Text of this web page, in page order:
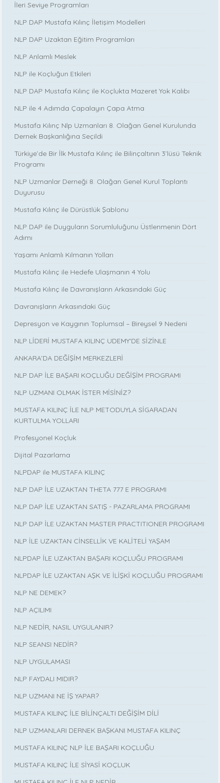
İleri Seviye Programları
NLP DAP Mustafa Kılınç İletişim Modelleri
NLP DAP Uzaktan Eğitim Programları
NLP Anlamlı Meslek
NLP ile Koçluğun Etkileri
NLP DAP Mustafa Kılınç ile Koçlukta Mazeret Yok Kalıbı
NLP ile 4 Adımda Çapalayın Çapa Atma
Mustafa Kılınç Nlp Uzmanları 8. Olağan Genel Kurulunda
Dernek Başkanlığına Seçildi
Türkiye’de Bir İlk Mustafa Kılınç ile Bilinçaltının 3’lüsü Teknik
Programı
NLP Uzmanlar Derneği 8. Olağan Genel Kurul Toplantı
Duyurusu
Mustafa Kılınç ile Dürüstlük Şablonu
NLP DAP ile Duyguların Sorumluluğunu Üstlenmenin Dört
Adımı
Yaşamı Anlamlı Kılmanın Yolları
Mustafa Kılınç ile Hedefe Ulaşmanın 4 Yolu
Mustafa Kılınç ile Davranışların Arkasındaki Güç
Davranışların Arkasındaki Güç
Depresyon ve Kaygının Toplumsal – Bireysel 9 Nedeni
NLP LİDERİ MUSTAFA KILINÇ UDEMY'DE SİZİNLE
ANKARA’DA DEĞİŞİM MERKEZLERİ
NLP DAP İLE BAŞARI KOÇLUĞU DEĞİŞİM PROGRAMI
NLP UZMANI OLMAK İSTER MİSİNİZ?
MUSTAFA KILINÇ İLE NLP METODUYLA SİGARADAN
KURTULMA YOLLARI
Profesyonel Koçluk
Dijital Pazarlama
NLPDAP ile MUSTAFA KILINÇ
NLP DAP İLE UZAKTAN THETA 777 E PROGRAMI
NLP DAP İLE UZAKTAN SATIŞ - PAZARLAMA PROGRAMI
NLP DAP İLE UZAKTAN MASTER PRACTITIONER PROGRAMI
NLP İLE UZAKTAN CİNSELLİK VE KALİTELİ YAŞAM
NLPDAP İLE UZAKTAN BAŞARI KOÇLUĞU PROGRAMI
NLPDAP İLE UZAKTAN AŞK VE İLİŞKİ KOÇLUĞU PROGRAMI
NLP NE DEMEK?
NLP AÇILIMI
NLP NEDİR, NASIL UYGULANIR?
NLP SEANSI NEDİR?
NLP UYGULAMASI
NLP FAYDALI MIDIR?
NLP UZMANI NE İŞ YAPAR?
MUSTAFA KILINÇ İLE BİLİNÇALTI DEĞİŞİM DİLİ
NLP UZMANLARI DERNEK BAŞKANI MUSTAFA KILINÇ
MUSTAFA KILINÇ NLP İLE BAŞARI KOÇLUĞU
MUSTAFA KILINÇ İLE SİYASİ KOÇLUK